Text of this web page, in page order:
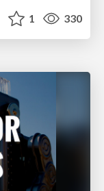
1 330